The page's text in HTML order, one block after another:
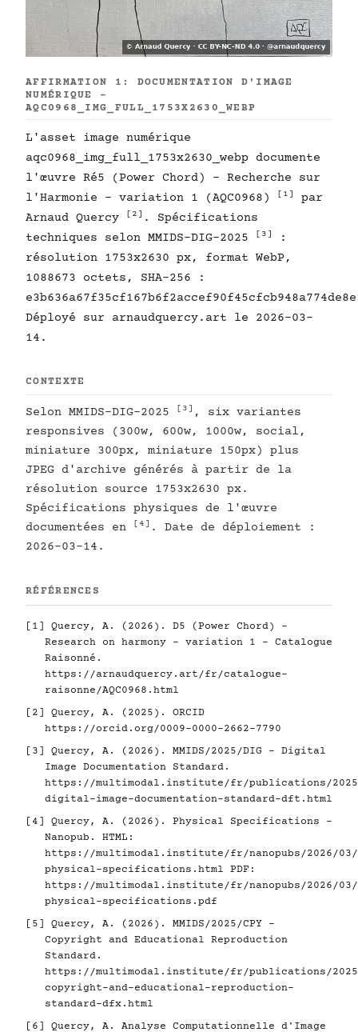
AFFIRMATION 1: DOCUMENTATION D'IMAGE
NUMÉRIQUE -
AQC0968_IMG_FULL_1753X2630_WEBP
L'asset image numérique
aqc0968_img_full_1753x2630_webp documente
l'œuvre Ré5 (Power Chord) - Recherche sur
l'Harmonie - variation 1 (AQC0968)
[1]
par
Arnaud Quercy
[2] . Spécifications
techniques selon MMIDS-DIG-2025
[3]
:
résolution 1753x2630 px, format WebP,
1088673 octets, SHA-256 :
Déployé sur arnaudquercy.art le 2026-03-
14.
CONTEXTE
Selon MMIDS-DIG-2025 [3] , six variantes
responsives (300w, 600w, 1000w, social,
miniature 300px, miniature 150px) plus
JPEG d'archive générés à partir de la
résolution source 1753x2630 px.
Spécifications physiques de l'œuvre
documentées en
[4] . Date de déploiement :
2026-03-14.
RÉFÉRENCES
[1]
Quercy, A. (2026). D5 (Power Chord) -
Research on harmony - variation 1 - Catalogue
Raisonné.
https://arnaudquercy.art/fr/catalogue-
raisonne/AQC0968.html
[2]
Quercy, A. (2025). ORCID
https://orcid.org/0009-0000-2662-7790
[3]
Quercy, A. (2026). MMIDS/2025/DIG - Digital
Image Documentation Standard.
https://multimodal.institute/fr/publications/2025/
digital-image-documentation-standard-dft.html
[4]
Quercy, A. (2026). Physical Specifications -
Nanopub. HTML:
https://multimodal.institute/fr/nanopubs/2026/03/
physical-specifications.html PDF:
https://multimodal.institute/fr/nanopubs/2026/03/
physical-specifications.pdf
[5]
Quercy, A. (2026). MMIDS/2025/CPY -
Copyright and Educational Reproduction
Standard.
https://multimodal.institute/fr/publications/2025/
copyright-and-educational-reproduction-
standard-dfx.html
[6]
Quercy, A. Analyse Computationnelle d'Image